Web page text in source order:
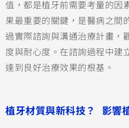
值，都是植牙前需要考量的因
果最重要的關鍵，是醫病之間
過實際諮詢與溝通治療計畫，
度與耐心度。在諮詢過程中建
達到良好治療效果的根基。
植牙材質與新科技？ 影響